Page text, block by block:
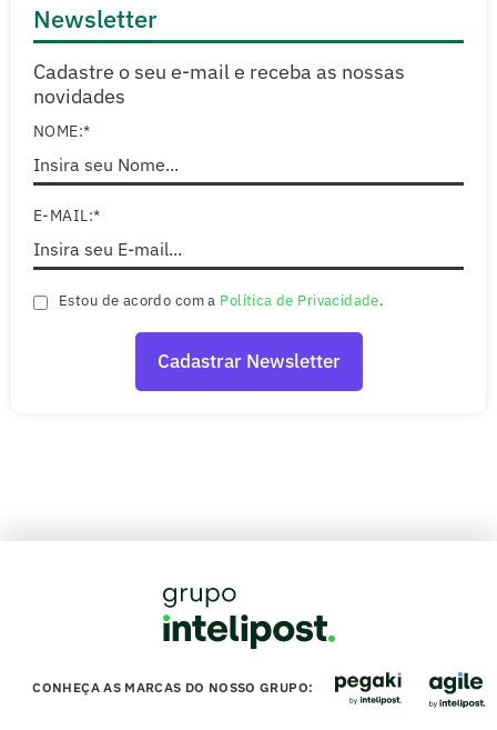
Newsletter
Cadastre o seu e-mail e receba as nossas
novidades
NOME:*
E-MAIL:*
Estou de acordo com a Política de Privacidade.
CONHEÇA AS MARCAS DO NOSSO GRUPO: